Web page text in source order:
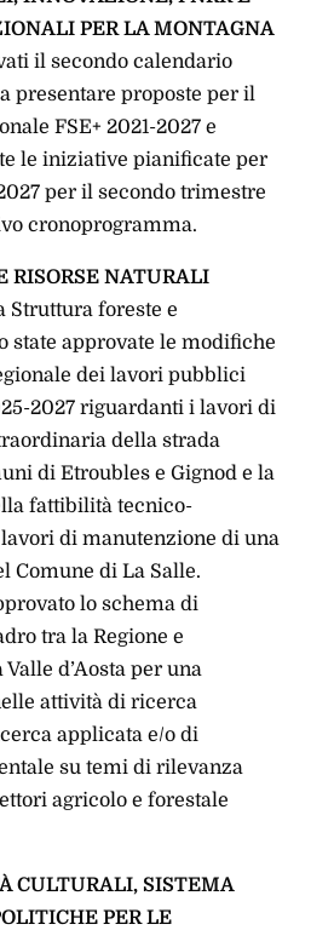
PER LA MONTAGNA
il secondo calendario
presentare proposte per il
FSE+ 2021-2027 e
le iniziative pianificate per
per il secondo trimestre
cronoprogramma.
RISORSE NATURALI
Struttura foreste e
state approvate le modifiche
dei lavori pubblici
2027 riguardanti i lavori di
della strada
di Etroubles e Gignod e la
fattibilità tecnico-
di manutenzione di una
Comune di La Salle.
lo schema di
tra la Regione e
d’Aosta per una
attività di ricerca
applicata e/o di
su temi di rilevanza
agricolo e forestale
CULTURALI, SISTEMA
PER LE